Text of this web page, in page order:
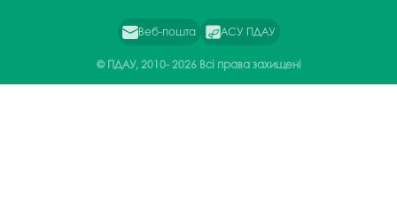
Веб-пошта АСУ ПДАУ
© ПДАУ, 2010-2026 Всі права захищені